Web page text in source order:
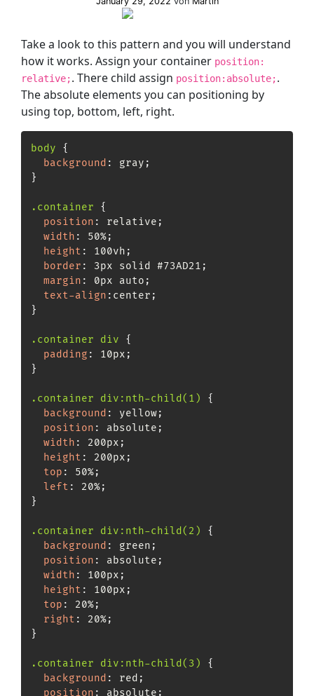
Erwägung
Take a look to this pattern and you will understand
how it works. Assign your container position:
relative;. There child assign position:absolute;.
The absolute elements you can positioning by
using top, bottom, left, right.
body
{
background : gray ;
}
.container
{
position : relative ;
width : 50%;
height : 100vh ;
border : 3px solid #73AD21 ;
margin : 0px auto ;
text-align : center ;
}
.container div
{
padding : 10px ;
}
.container div:nth-child(1)
{
background : yellow;
position : absolute ;
width : 200px ;
height : 200px ;
top : 50%;
left : 20%;
}
.container div:nth-child(2)
{
background : green ;
position : absolute ;
width : 100px ;
height : 100px ;
top : 20%;
right : 20%;
}
.container div:nth-child(3)
{
background : red ;
position : absolute ;